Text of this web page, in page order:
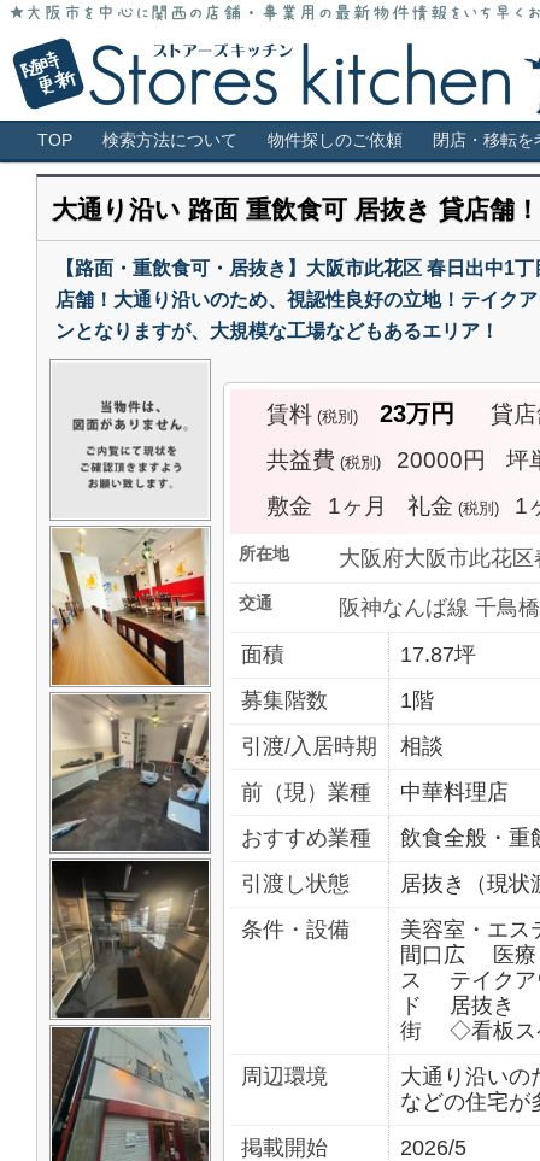
大阪 貸店舗 居抜き物件 スケルトン 飲
大阪市全域・キタ・ミナミ・アメ村・福島・堀江・新町などの貸店舗情報
メインメニュー
TOP 検索方法について 物件探しのご依頼 閉店・移転
大通り沿い 路面 重飲食可 居抜き 貸店舗！
【路面・重飲食可・居抜き】大阪市此花区 春日出中1
店舗！大通り沿いのため、視認性良好の立地！テイク
ンとなりますが、大規模な工場などもあるエリア！
賃料(税別) 23万円
貸
共益費 (税別) 20000円
坪
敷金
1ヶ月 礼金 (税別) 1
所在地 大阪府大阪市此花
交通
阪神なんば線 千鳥
面積
17.87坪
募集階数
1階
引渡/入居時期
相談
前（現）業種
中華料理店
おすすめ業種
飲食全般・重
引渡し状態
居抜き（現状
条件・設備
美容室・
間口広 医
ス テイク
ド 居抜き
街 ◇看板ス
周辺環境
大通り沿いの
などの住宅が
掲載開始
2026/5